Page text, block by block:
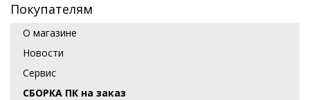
Покупателям
О магазине
Новости
Сервис
СБОРКА ПК на заказ